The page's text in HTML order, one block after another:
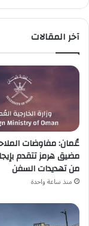
آخر المقالات
عُمان: مفاوضات
مضيق هرمز تتقدم
من تهديدات السفن
منذ ساعة واحدة